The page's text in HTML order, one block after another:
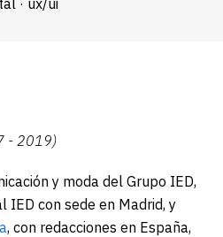
· ux/ui
- 2019)
y moda del Grupo IED,
IED con sede en Madrid, y
, con redacciones en España,